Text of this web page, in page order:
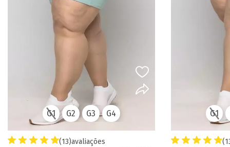
(13)avaliações
G1 G2 G3 G4 G1